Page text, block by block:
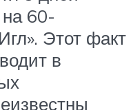
60-
Этот факт
в